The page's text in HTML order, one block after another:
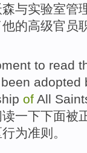
与实验室管
他的高级官员
to read
been adopted
of All
读一下下面被
行为准则 。